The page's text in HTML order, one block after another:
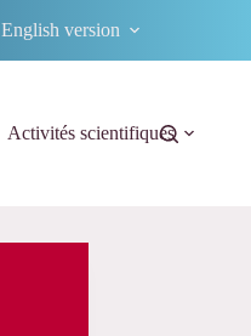
English version
Activités scientifiques